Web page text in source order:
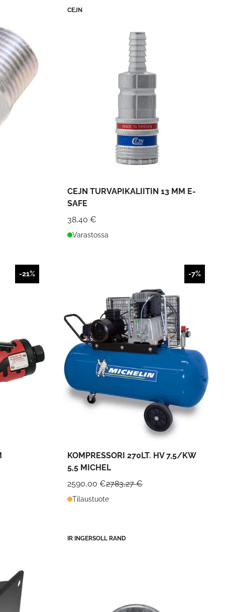
CEJN
CEJN TURVAPIKALIITIN 13 MM E-
SAFE
38,40 €
Varastossa
-21% -7%
KOMPRESSORI 270LT. HV 7,5/KW
5,5 MICHEL
2590,00 €2783,27 €
Tilaustuote
IR INGERSOLL RAND